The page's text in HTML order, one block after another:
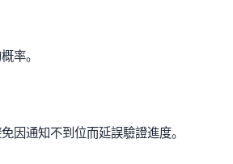
率。
因通知不到位而延誤驗證進度。